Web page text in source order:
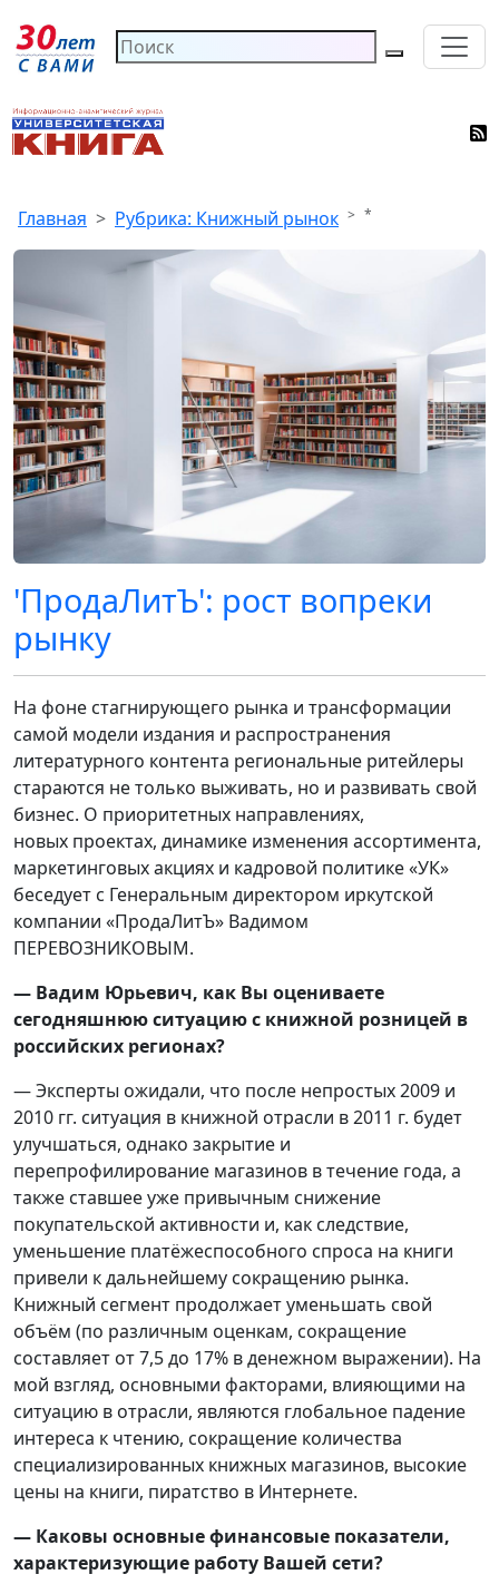
Главная Рубрика: Книжный рынок *
'ПродаЛитЪ': рост вопреки
рынку
На фоне стагнирующего рынка и трансформации
самой модели издания и распространения
литературного контента региональные ритейлеры
стараются не только выживать, но и развивать свой
бизнес. О приоритетных направлениях,
новых проектах, динамике изменения ассортимента,
маркетинговых акциях и кадровой политике «УК»
беседует с Генеральным директором иркутской
компании «ПродаЛитЪ» Вадимом
ПЕРЕВОЗНИКОВЫМ.
— Вадим Юрьевич, как Вы оцениваете
сегодняшнюю ситуацию с книжной розницей в
российских регионах?
— Эксперты ожидали, что после непростых 2009 и
2010 гг. ситуация в книжной отрасли в 2011 г. будет
улучшаться, однако закрытие и
перепрофилирование магазинов в течение года, а
также ставшее уже привычным снижение
покупательской активности и, как следствие,
уменьшение платёжеспособного спроса на книги
привели к дальнейшему сокращению рынка.
Книжный сегмент продолжает уменьшать свой
объём (по различным оценкам, сокращение
составляет от 7,5 до 17% в денежном выражении). На
мой взгляд, основными факторами, влияющими на
ситуацию в отрасли, являются глобальное падение
интереса к чтению, сокращение количества
специализированных книжных магазинов, высокие
цены на книги, пиратство в Интернете.
— Каковы основные финансовые показатели,
характеризующие работу Вашей сети?